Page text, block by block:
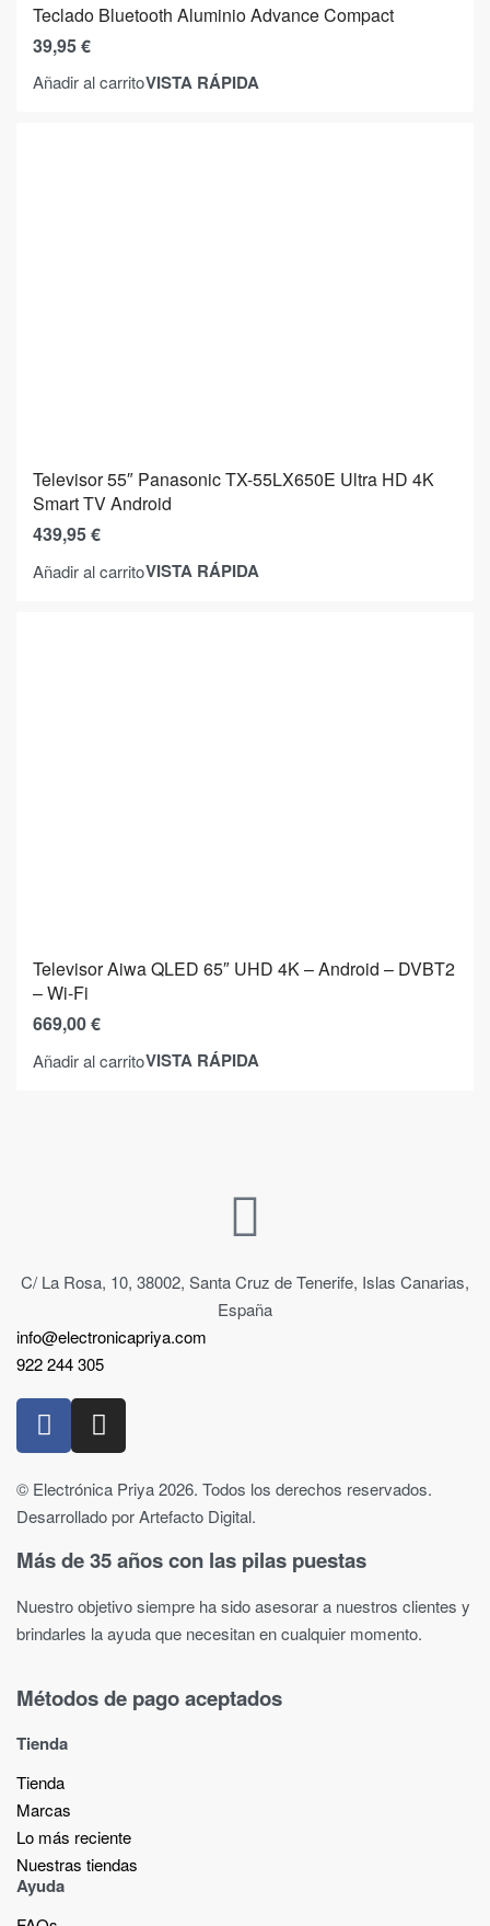
Teclado Bluetooth Aluminio Advance Compact
39,95€
Añadir al carritoVISTA RÁPIDA
Televisor 55″ Panasonic TX-55LX650E Ultra HD 4K
Smart TV Android
439,95€
Añadir al carritoVISTA RÁPIDA
Televisor Aiwa QLED 65″ UHD 4K – Android – DVBT2
– Wi-Fi
669,00€
Añadir al carritoVISTA RÁPIDA
C/ La Rosa, 10, 38002, Santa Cruz de Tenerife, Islas Canarias,
España
info@electronicapriya.com
922 244 305
© Electrónica Priya 2026. Todos los derechos reservados.
Desarrollado por Artefacto Digital.
Más de 35 años con las pilas puestas
Nuestro objetivo siempre ha sido asesorar a nuestros clientes y
brindarles la ayuda que necesitan en cualquier momento.
Métodos de pago aceptados
Tienda
Tienda
Marcas
Lo más reciente​
Nuestras tiendas​
Ayuda